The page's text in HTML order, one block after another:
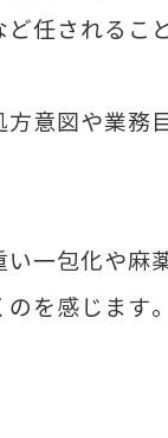
任されるこ
意図や業務
一包化や麻
を感じます。